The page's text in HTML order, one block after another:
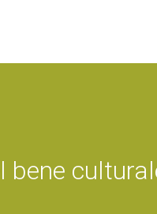
bene